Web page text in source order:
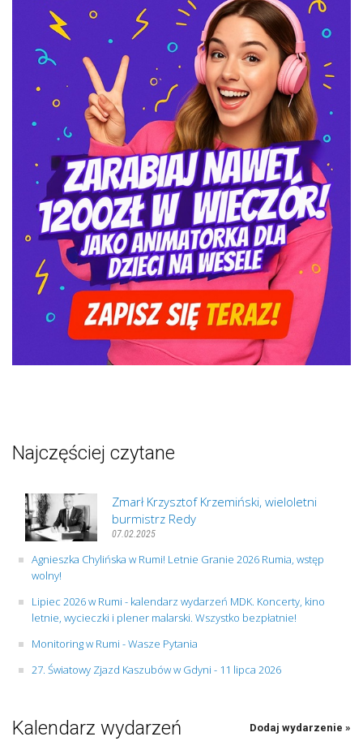
Najczęściej czytane
Zmarł Krzysztof Krzemiński, wieloletni
burmistrz Redy
07.02.2025
Agnieszka Chylińska w Rumi! Letnie Granie 2026 Rumia, wstęp
wolny!
Lipiec 2026 w Rumi - kalendarz wydarzeń MDK. Koncerty, kino
letnie, wycieczki i plener malarski. Wszystko bezpłatnie!
Monitoring w Rumi - Wasze Pytania
27. Światowy Zjazd Kaszubów w Gdyni - 11 lipca 2026
Kalendarz wydarzeń Dodaj wydarzenie »